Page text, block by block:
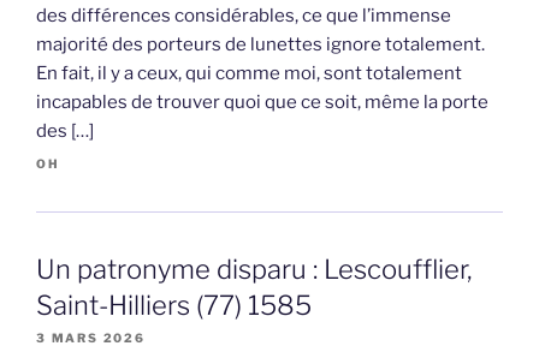
des différences considérables, ce que l’immense
majorité des porteurs de lunettes ignore totalement.
En fait, il y a ceux, qui comme moi, sont totalement
incapables de trouver quoi que ce soit, même la porte
des […]
OH
Un patronyme disparu : Lescoufflier,
Saint-Hilliers (77) 1585
3 MARS 2026